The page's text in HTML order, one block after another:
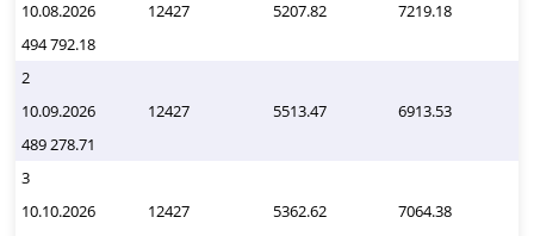
10.08.2026
12427 5207.82
7219.18
494 792.18
2
10.09.2026
12427 5513.47
6913.53
489 278.71
3
10.10.2026
12427 5362.62
7064.38